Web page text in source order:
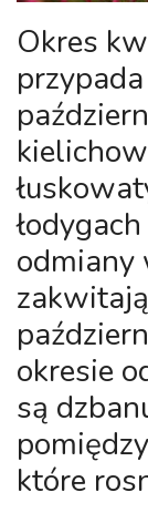
Okres
odmiany
okresie
są
które